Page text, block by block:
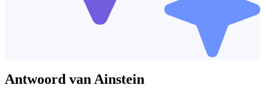
Antwoord van Ainstein